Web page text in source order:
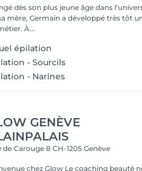
dès son plus jeune âge dans
mère, Germain a développé très tôt
À...
épilation
- Sourcils
- Narines
GENÈVE
de Carouge 8CH-1205 Genève
Glow Le coaching beauté nouvelle génération Ici,